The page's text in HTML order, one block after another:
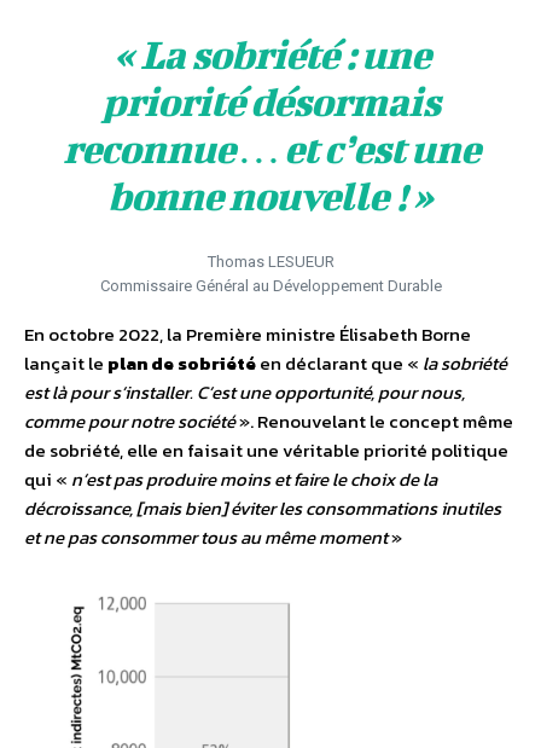
« La sobriété : une
priorité désormais
reconnue … et c’est une
bonne nouvelle ! »
Thomas LESUEUR
Commissaire Général au Développement Durable
En octobre 2022, la Première ministre Élisabeth Borne
lançait le plan de sobriétéen déclarant que « la sobriété
est là pour s’installer. C’est une opportunité, pour nous,
comme pour notre société». Renouvelant le concept même
de sobriété, elle en faisait une véritable priorité politique
qui « n’est pas produire moins et faire le choix de la
décroissance, [mais bien] éviter les consommations inutiles
et ne pas consommer tous au même moment»